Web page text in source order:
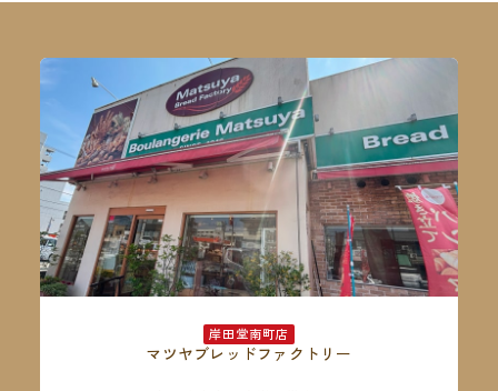
岸田堂南町店
マツヤブレッドファクトリー